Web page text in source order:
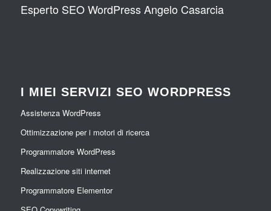
Esperto SEO WordPress Angelo Casarcia
I MIEI SERVIZI SEO WORDPRESS
Assistenza WordPress
Ottimizzazione per i motori di ricerca
Programmatore WordPress
Realizzazione siti internet
Programmatore Elementor